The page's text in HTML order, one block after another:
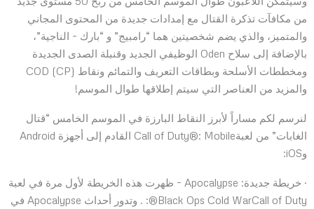
من مكافآت تذكرة القتال مع إمدادات جديدة من المحتوى المجاني
والمتميز، والذي يضم شخصيتين هما “رامبيج” و “بارك – الناجية”،
بالإضافة إلى سلاح Oden الوظيفي الجديد وقنبلة الصدى الجديدة
ومخططات الأسلحة وبطاقات التعريف والتمائم ونقاط COD (CP)
والمزيد من العناصر التي سيتم إطلاقها طوال الموسم!
لنرسم لكم مساراً لأبرز النقاط البارزة في الموسم الخامس “قتال
الغابات” من لعبةCall of Duty®: Mobile القادم إلى أجهزة Android
وiOS:
· خريطة جديدة: Apocalypse – ظهرت هذه الخريطة لأول مرة في لعبة
Black Ops Cold WarCall of Duty®: . وتدور أحداث Apocalypse في